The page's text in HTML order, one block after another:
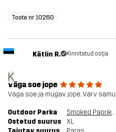
Toote nr 10260
K
Kätlin R. Kinnitatud ostja
Väga soe jope
Väga soe ja mugav jope. Värv
Outdoor Parka
Smoked Paprika
Ostetud suurus
XL